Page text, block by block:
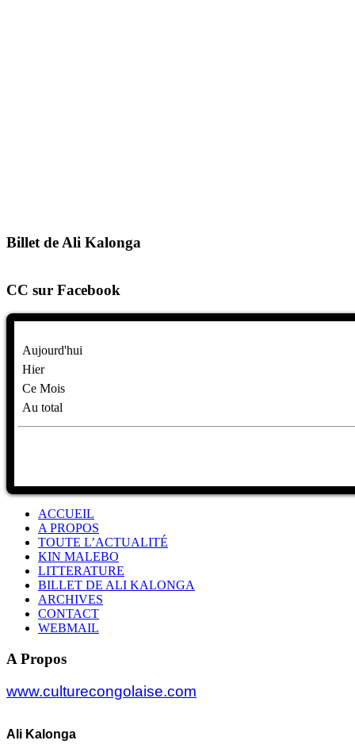
Billet de Ali Kalonga
CC sur Facebook
Aujourd'hui
Hier
Ce Mois
Au total
ACCUEIL
A PROPOS
TOUTE L’ACTUALITÉ
KIN MALEBO
LITTERATURE
BILLET DE ALI KALONGA
ARCHIVES
CONTACT
WEBMAIL
A Propos
www.culturecongolaise.com
Ali Kalonga